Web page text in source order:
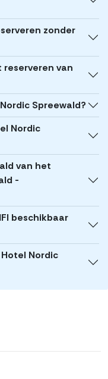
zonder
van
Spreewald?
Nordic
van het
-
beschikbaar
Nordic